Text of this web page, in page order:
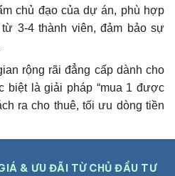
chủ đạo của dự án, phù hợp
3-4 thành viên, đảm bảo sự
rộng rãi đẳng cấp dành cho
biệt là giải pháp “mua 1 được
ra cho thuê, tối ưu dòng tiền
& ƯU ĐÃI TỪ CHỦ ĐẦU TƯ